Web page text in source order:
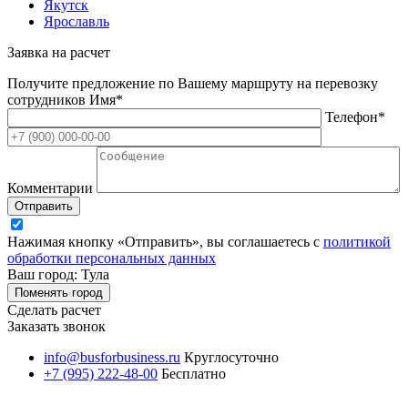
Якутск
Ярославль
Заявка на расчет
Получите предложение по Вашему маршруту на перевозку
сотрудников Имя*
Телефон*
Комментарии
Отправить
Нажимая кнопку «Отправить», вы соглашаетесь с политикой
обработки персональных данных
Ваш город: Тула
Поменять город
Сделать расчет
Заказать звонок
info@busforbusiness.ru Круглосуточно
+7 (995) 222-48-00 Бесплатно